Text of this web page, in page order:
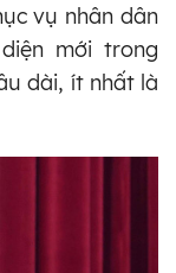
vụ nhân dân
mới trong
dài, ít nhất là